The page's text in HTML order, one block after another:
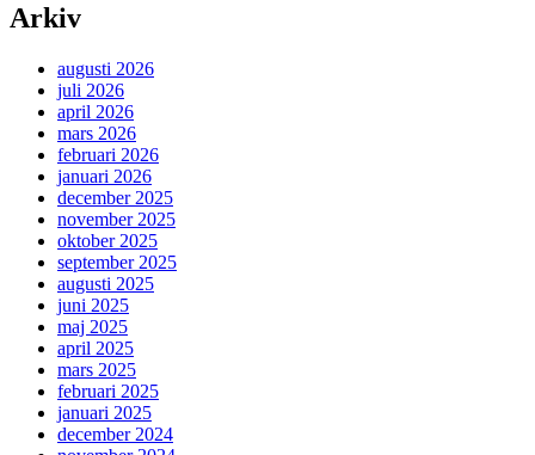
Arkiv
augusti 2026
juli 2026
april 2026
mars 2026
februari 2026
januari 2026
december 2025
november 2025
oktober 2025
september 2025
augusti 2025
juni 2025
maj 2025
april 2025
mars 2025
februari 2025
januari 2025
december 2024